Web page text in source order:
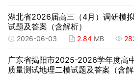
湖北省2026届高三（4月）调研模
试题及答案（含解析）
2026-06-03 2.84 MB
广东省揭阳市2025-2026学年度高
质量测试地理二模试题及答案（含解